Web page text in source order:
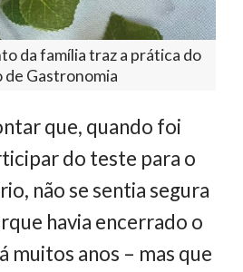
da família traz a prática do
de Gastronomia
que, quando foi
do teste para o
não se sentia segura
havia encerrado o
muitos anos – mas que